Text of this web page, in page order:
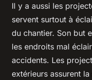
Il y a aussi les
servent surtout à
du chantier. Son but
les endroits mal
accidents. Les
extérieurs assurent